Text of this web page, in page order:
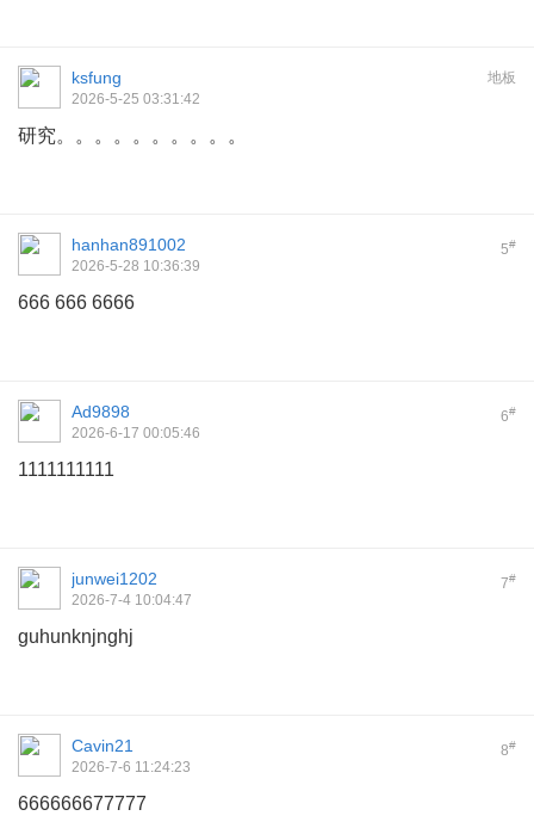
地板
ksfung
2026-5-25 03:31:42
研究。。。。。。。。。。
5#
hanhan891002
2026-5-28 10:36:39
666 666 6666
6#
Ad9898
2026-6-17 00:05:46
1111111111
7#
junwei1202
2026-7-4 10:04:47
guhunknjnghj
8#
Cavin21
2026-7-6 11:24:23
666666677777